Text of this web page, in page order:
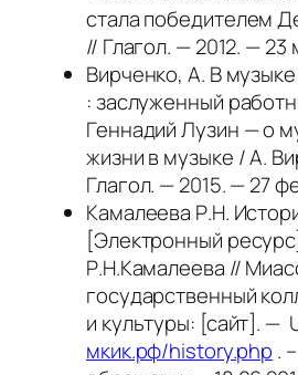
стала победителем
// Глагол. — 2012. — 23
Вирченко, А. В
: заслуженный
Геннадий Лузин — о
жизни в музыке / А.
Глагол. — 2015. — 27
Камалеева Р.Н.
[Электронный
Р.Н.Камалеева //
государственный
и культуры: [сайт]. —
мкик.рф/history.php .